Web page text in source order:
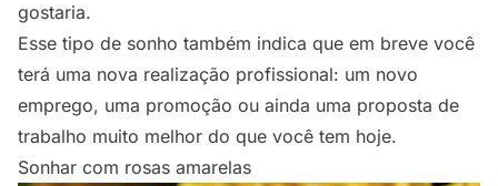
gostaria.
Esse tipo de sonho também indica que em breve você
terá uma nova realização profissional: um novo
emprego, uma promoção ou ainda uma proposta de
trabalho muito melhor do que você tem hoje.
Sonhar com rosas amarelas